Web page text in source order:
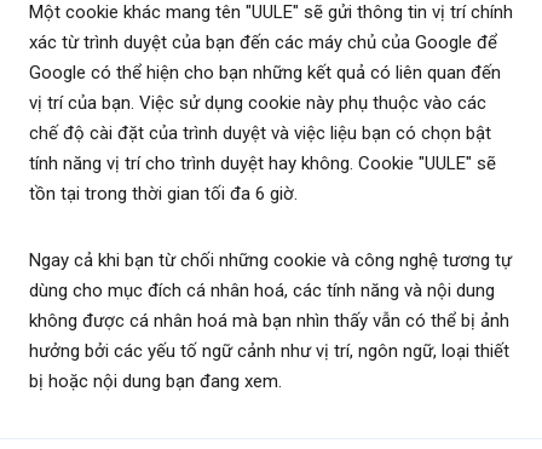
Một cookie khác mang tên "UULE" sẽ gửi thông tin vị trí chính
xác từ trình duyệt của bạn đến các máy chủ của Google để
Google có thể hiện cho bạn những kết quả có liên quan đến
vị trí của bạn. Việc sử dụng cookie này phụ thuộc vào các
chế độ cài đặt của trình duyệt và việc liệu bạn có chọn bật
tính năng vị trí cho trình duyệt hay không. Cookie "UULE" sẽ
tồn tại trong thời gian tối đa 6 giờ.
Ngay cả khi bạn từ chối những cookie và công nghệ tương tự
dùng cho mục đích cá nhân hoá, các tính năng và nội dung
không được cá nhân hoá mà bạn nhìn thấy vẫn có thể bị ảnh
hưởng bởi các yếu tố ngữ cảnh như vị trí, ngôn ngữ, loại thiết
bị hoặc nội dung bạn đang xem.